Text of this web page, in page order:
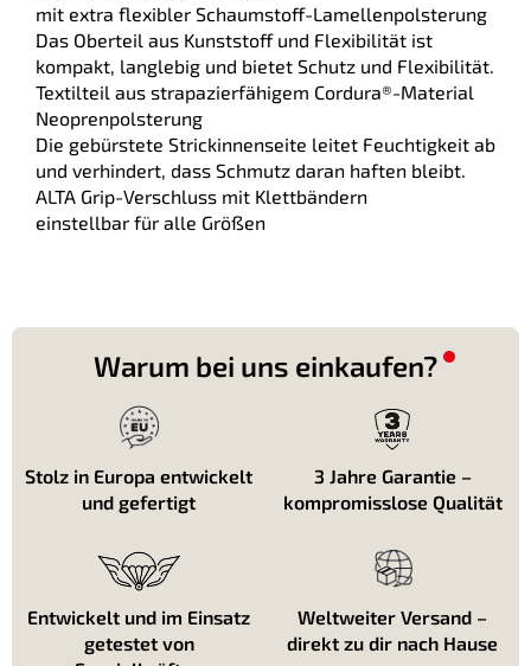
Warum bei uns einkaufen?
Stolz in Europa entwickelt
und gefertigt
3 Jahre Garantie –
kompromisslose Qualität
Entwickelt und im Einsatz
getestet von
Weltweiter Versand –
direkt zu dir nach Hause
mit extra flexibler Schaumstoff-Lamellenpolsterung
Das Oberteil aus Kunststoff und Flexibilität ist
kompakt, langlebig und bietet Schutz und Flexibilität.
Textilteil aus strapazierfähigem Cordura®-Material
Neoprenpolsterung
Die gebürstete Strickinnenseite leitet Feuchtigkeit ab
und verhindert, dass Schmutz daran haften bleibt.
ALTA Grip-Verschluss mit Klettbändern
einstellbar für alle Größen